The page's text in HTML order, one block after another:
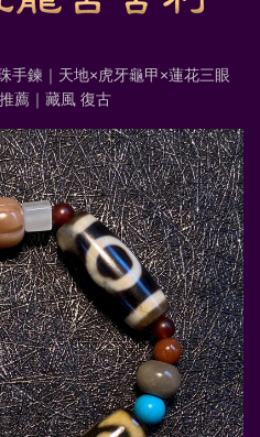
手鍊｜天地×虎牙龜甲×蓮花三眼
薦｜藏風 復古